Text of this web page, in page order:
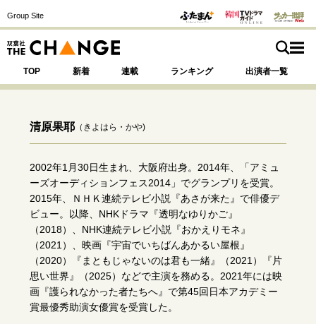
Group Site
TOP 新着 連載 ランキング 出演者一覧
注目の記事テーマで探す
サイトの核・哲学
運命を変えた出会い 決断の裏側
挫折からの再起
未知への挑戦
プロフェッショナルの矜持
表現者の葛藤
人生が動いた日 10代の挫折と原点
清原果耶 （きよはら・かや)
2002年1月30日生まれ、大阪府出身。2014年、「アミュ
ーズオーディションフェス2014」でグランプリを受賞。
2015年、ＮＨＫ連続テレビ小説『あさが来た』で俳優デ
ビュー。以降、NHKドラマ『透明なゆりかご』
（2018）、NHK連続テレビ小説『おかえりモネ』
（2021）、映画『宇宙でいちばんあかるい屋根』
（2020）『まともじゃないのは君も一緒』（2021）『片
思い世界』（2025）などで主演を務める。2021年には映
画『護られなかった者たちへ』で第45回日本アカデミー
賞最優秀助演女優賞を受賞した。